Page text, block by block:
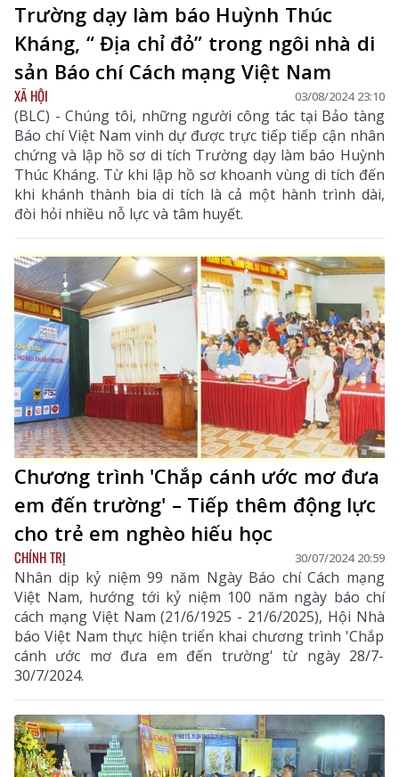
Trường dạy làm báo Huỳnh Thúc
Kháng, “ Địa chỉ đỏ” trong ngôi nhà di
sản Báo chí Cách mạng Việt Nam
XÃ HỘI 03/08/2024 23:10
(BLC) - Chúng tôi, những người công tác tại Bảo tàng
Báo chí Việt Nam vinh dự được trực tiếp tiếp cận nhân
chứng và lập hồ sơ di tích Trường dạy làm báo Huỳnh
Thúc Kháng. Từ khi lập hồ sơ khoanh vùng di tích đến
khi khánh thành bia di tích là cả một hành trình dài,
đòi hỏi nhiều nỗ lực và tâm huyết.
Chương trình 'Chắp cánh ước mơ đưa
em đến trường' – Tiếp thêm động lực
cho trẻ em nghèo hiếu học
CHÍNH TRỊ 30/07/2024 20:59
Nhân dịp kỷ niệm 99 năm Ngày Báo chí Cách mạng
Việt Nam, hướng tới kỷ niệm 100 năm ngày báo chí
cách mạng Việt Nam (21/6/1925 - 21/6/2025), Hội Nhà
báo Việt Nam thực hiện triển khai chương trình 'Chắp
cánh ước mơ đưa em đến trường' từ ngày 28/7-
30/7/2024.